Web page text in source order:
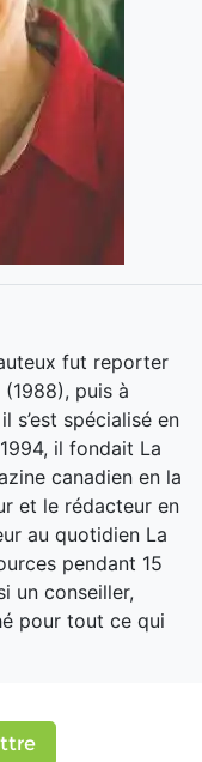
fut reporter
puis à
s’est spécialisé en
il fondait La
canadien en la
et le rédacteur en
au quotidien La
pendant 15
un conseiller,
pour tout ce qui